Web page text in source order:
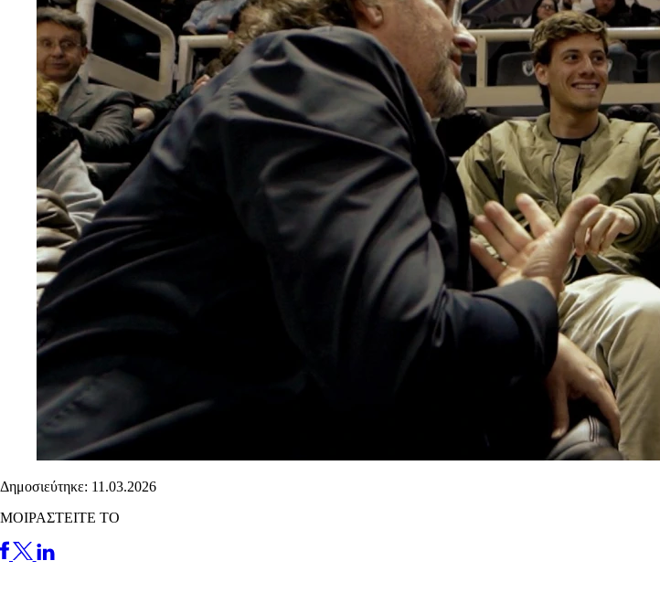
Δημοσιεύτηκε: 11.03.2026
ΜΟΙΡΑΣΤΕΙΤΕ ΤΟ